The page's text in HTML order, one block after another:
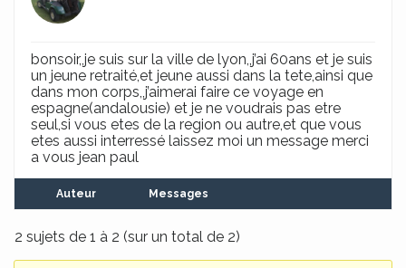
bonsoir,,je suis sur la ville de lyon,,j’ai 60ans et je suis
un jeune retraité,et jeune aussi dans la tete,ainsi que
dans mon corps,,j’aimerai faire ce voyage en
espagne(andalousie) et je ne voudrais pas etre
seul,si vous etes de la region ou autre,et que vous
etes aussi interressé laissez moi un message merci
a vous jean paul
Auteur Messages
2 sujets de 1 à 2 (sur un total de 2)